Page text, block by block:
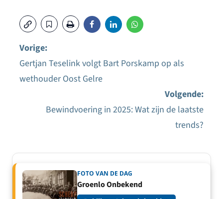
Bericht
Vorige:
Gertjan Teselink volgt Bart Porskamp op als
wethouder Oost Gelre
Volgende:
Bewindvoering in 2025: Wat zijn de laatste
trends?
FOTO VAN DE DAG
Groenlo Onbekend